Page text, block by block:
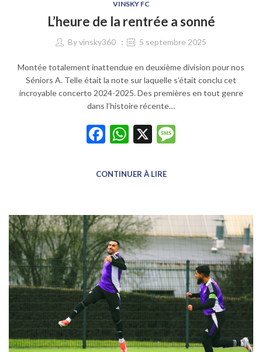
VINSKY FC
L’heure de la rentrée a sonné
Byvinsky360 5 septembre 2025
Montée totalement inattendue en deuxième division pour nos
Séniors A. Telle était la note sur laquelle s’était conclu cet
incroyable concerto 2024-2025. Des premières en tout genre
dans l’histoire récente…
Facebook
WhatsApp
X
CONTINUER À LIRE